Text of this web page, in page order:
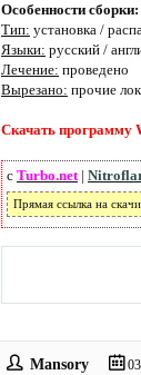
Особенности сборки:
Тип: установка /
Языки: русский /
Лечение: проведено
Вырезано: прочие
Скачать программу
с Turbo.net|
Прямая ссылка на
Mansory